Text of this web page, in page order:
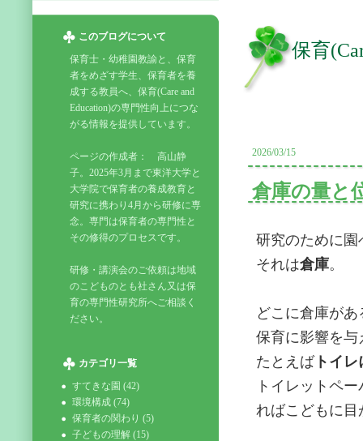
保育
このブログについて
保育士・幼稚園教諭と、保育
者をめざす学生、保育者を養
成する教員へ、保育(Care and
Education)の専門性向上につな
がる情報を提供しています。
ページの作成者： 高山静
子。2025年3月まで東洋大学と
大学院で保育者の養成教育と
研究に携わり4月から研修に専
念。専門は保育者の専門性と
その修得のプロセスです。
研修・講演会のご依頼は地域
のこどものとも社さん又は保
育の専門性研究所へご相談く
ださい。
カテゴリ一覧
すてきな園 (42)
環境構成 (74)
保育者の関わり (5)
子どもの理解 (15)
倉庫の量と
2026/03/15
研究のために
それは倉庫。
どこに倉庫が
保育に影響を与
たとえばトイレ
トイレットペ
ればこどもに